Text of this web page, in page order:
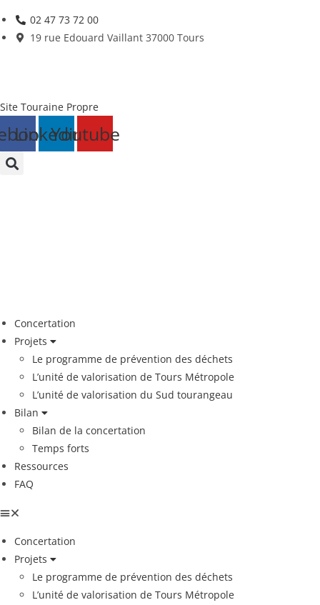
Skip
to
02 47 73 72 00
19 rue Edouard Vaillant 37000 Tours
Site Touraine Propre
LinkedinYoutube
Concertation
Projets
Le programme de prévention des déchets
L’unité de valorisation de Tours Métropole
L’unité de valorisation du Sud tourangeau
Bilan
Bilan de la concertation
Temps forts
Ressources
FAQ
Concertation
Projets
Le programme de prévention des déchets
L’unité de valorisation de Tours Métropole